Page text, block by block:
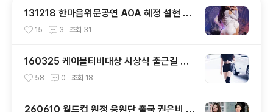
131218 한마음위문공연 AOA 혜정 설현 직
캠 by 스피넬
15 3 조회 31
160325 케이블티비대상 시상식 출근길 트
와이스 직찍 by 스피넬
58 0 조회 18
260610 월드컵 원정 응원단 출국 권은비 &